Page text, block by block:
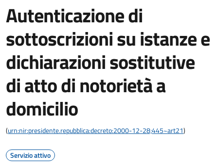
Autenticazione di
sottoscrizioni su istanze e
dichiarazioni sostitutive
di atto di notorietà a
domicilio
(urn:nir:presidente.repubblica:decreto:2000-12-28;445~art21)
Servizio attivo